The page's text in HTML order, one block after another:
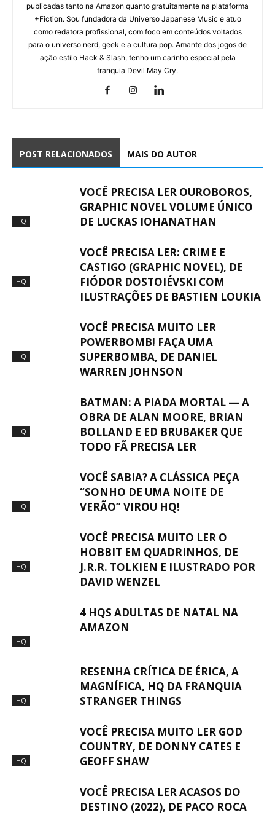
publicadas tanto na Amazon quanto gratuitamente na plataforma
+Fiction. Sou fundadora da Universo Japanese Music e atuo
como redatora profissional, com foco em conteúdos voltados
para o universo nerd, geek e a cultura pop. Amante dos jogos de
ação estilo Hack & Slash, tenho um carinho especial pela
franquia Devil May Cry.
POST RELACIONADOS MAIS DO AUTOR
HQ
VOCÊ PRECISA LER OUROBOROS,
GRAPHIC NOVEL VOLUME ÚNICO
DE LUCKAS IOHANATHAN
HQ
VOCÊ PRECISA LER: CRIME E
CASTIGO (GRAPHIC NOVEL), DE
FIÓDOR DOSTOIÉVSKI COM
ILUSTRAÇÕES DE BASTIEN LOUKIA
HQ
VOCÊ PRECISA MUITO LER
POWERBOMB! FAÇA UMA
SUPERBOMBA, DE DANIEL
WARREN JOHNSON
HQ
BATMAN: A PIADA MORTAL — A
OBRA DE ALAN MOORE, BRIAN
BOLLAND E ED BRUBAKER QUE
TODO FÃ PRECISA LER
HQ
VOCÊ SABIA? A CLÁSSICA PEÇA
“SONHO DE UMA NOITE DE
VERÃO” VIROU HQ!
HQ
VOCÊ PRECISA MUITO LER O
HOBBIT EM QUADRINHOS, DE
J.R.R. TOLKIEN E ILUSTRADO POR
DAVID WENZEL
HQ
4 HQS ADULTAS DE NATAL NA
AMAZON
HQ
RESENHA CRÍTICA DE ÉRICA, A
MAGNÍFICA, HQ DA FRANQUIA
STRANGER THINGS
HQ
VOCÊ PRECISA MUITO LER GOD
COUNTRY, DE DONNY CATES E
GEOFF SHAW
VOCÊ PRECISA LER ACASOS DO
DESTINO (2022), DE PACO ROCA